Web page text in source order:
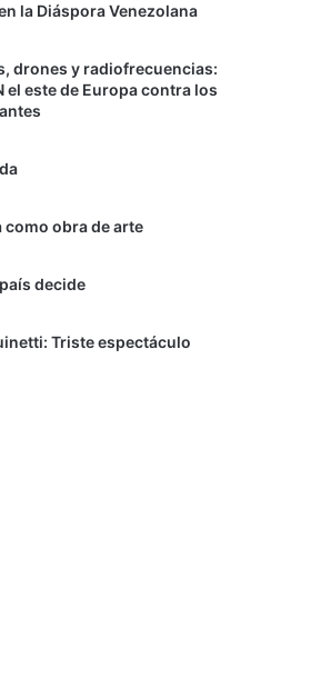
la Diáspora Venezolana
drones y radiofrecuencias:
el este de Europa contra los
como obra de arte
decide
Triste espectáculo